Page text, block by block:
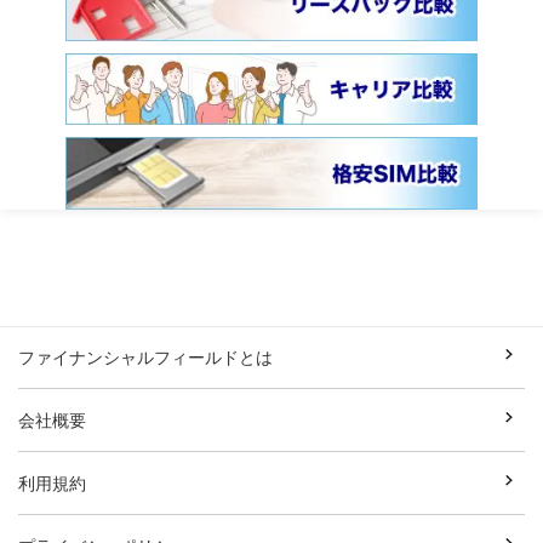
ファイナンシャルフィールドとは
会社概要
利用規約